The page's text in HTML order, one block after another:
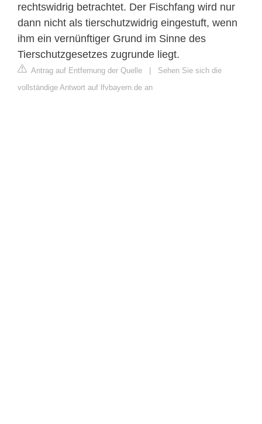
rechtswidrig betrachtet. Der Fischfang wird nur
dann nicht als tierschutzwidrig eingestuft, wenn
ihm ein vernünftiger Grund im Sinne des
Tierschutzgesetzes zugrunde liegt.
Antrag auf Entfernung der Quelle | Sehen Sie sich die
vollständige Antwort auf lfvbayern.de an